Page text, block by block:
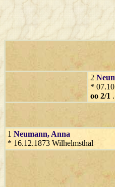
2
*
oo 2/1
1 Neumann, Anna
* 16.12.1873 Wilhelmsthal